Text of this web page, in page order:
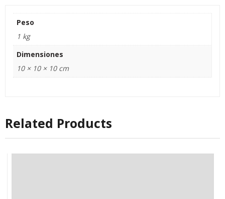
Peso
1 kg
Dimensiones
10 × 10 × 10 cm
Related Products